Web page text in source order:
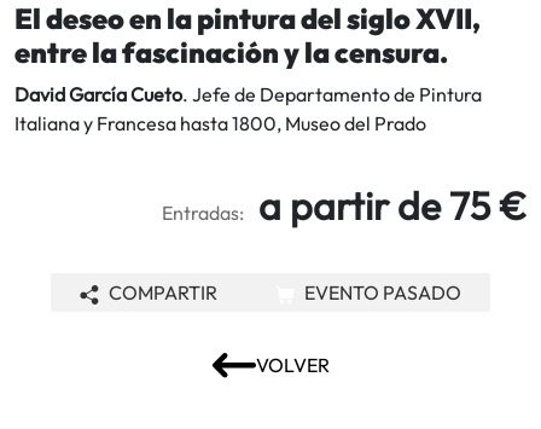
El deseo en la pintura del siglo XVII,
entre la fascinación y la censura.
David García Cueto. Jefe de Departamento de Pintura
Italiana y Francesa hasta 1800, Museo del Prado
Entradas: a partir de 75 €
VOLVER
COMPARTIR EVENTO PASADO